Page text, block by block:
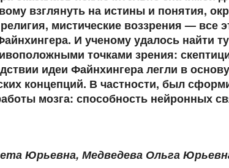
взглянуть на истины и понятия,
мистические воззрения — все
И ученому удалось найти
точками зрения:
идеи Файнхингера легли в
концепций. В частности, был
мозга: способность нейронных
Юрьевна, Медведева Ольга